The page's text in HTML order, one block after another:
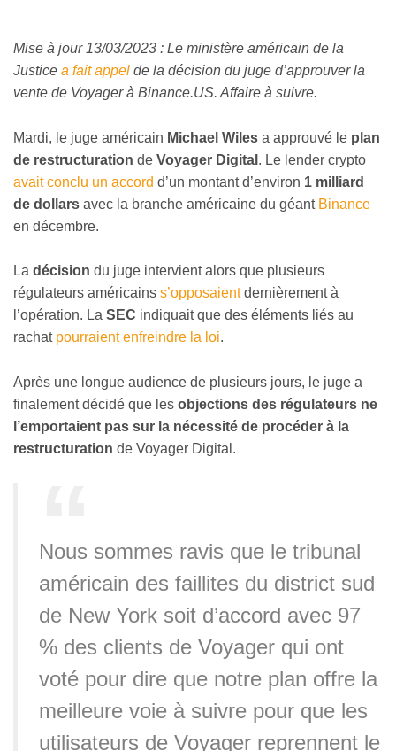
Mise à jour 13/03/2023 : Le ministère américain de la
Justice a fait appel de la décision du juge d’approuver la
vente de Voyager à Binance.US. Affaire à suivre.
Mardi, le juge américain Michael Wiles a approuvé le plan
de restructuration de Voyager Digital . Le lender crypto
avait conclu un accord d’un montant d’environ 1 milliard
de dollars avec la branche américaine du géant Binance
en décembre.
La décision du juge intervient alors que plusieurs
régulateurs américains s’opposaientdernièrement à
l’opération. La SEC indiquait que des éléments liés au
rachat pourraient enfreindre la loi.
Après une longue audience de plusieurs jours, le juge a
finalement décidé que les objections des régulateurs ne
l’emportaient pas sur la nécessité de procéder à la
restructuration de Voyager Digital.
Nous sommes ravis que le tribunal
américain des faillites du district sud
de New York soit d’accord avec 97
% des clients de Voyager qui ont
voté pour dire que notre plan offre la
meilleure voie à suivre pour que les
utilisateurs de Voyager reprennent le